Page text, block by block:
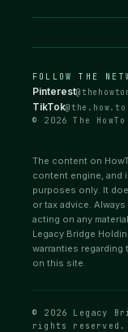
FOLLOW THE
Pinterest
TikTok
© 2026 The
The content on
content engine, and
purposes only. It
or tax advice.
acting on any
Legacy Bridge
warranties
on this site.
© 2026 Legacy
rights reserved.